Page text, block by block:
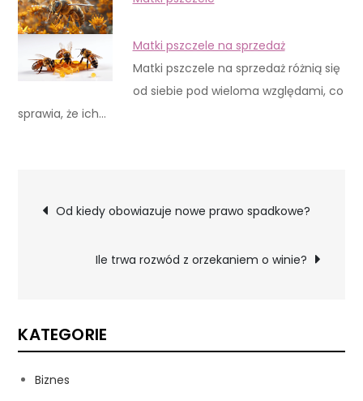
Matki pszczele na sprzedaż
Matki pszczele na sprzedaż różnią się
od siebie pod wieloma względami, co
sprawia, że ich…
Nawigacja
wpisu
Od kiedy obowiazuje nowe prawo spadkowe?
Ile trwa rozwód z orzekaniem o winie?
KATEGORIE
Biznes